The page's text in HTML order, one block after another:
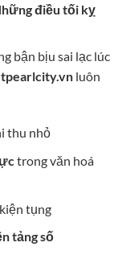
điều tối kỵ
bận bịu sai lạc lúc
luôn
thu nhỏ
trong văn hoá
tụng
tảng số